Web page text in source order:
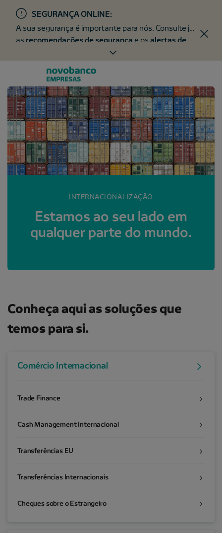
SEGURANÇA ONLINE:
A sua segurança é importante para nós. Consulte já
as recomendações de segurança e os alertas de
INTERNACIONALIZAÇÃO
Estamos ao seu lado em
qualquer parte do mundo.
Conheça aqui as soluções que
temos para si.
Comércio Internacional
Trade Finance
Cash Management Internacional
Transferências EU
Transferências Internacionais
Cheques sobre o Estrangeiro